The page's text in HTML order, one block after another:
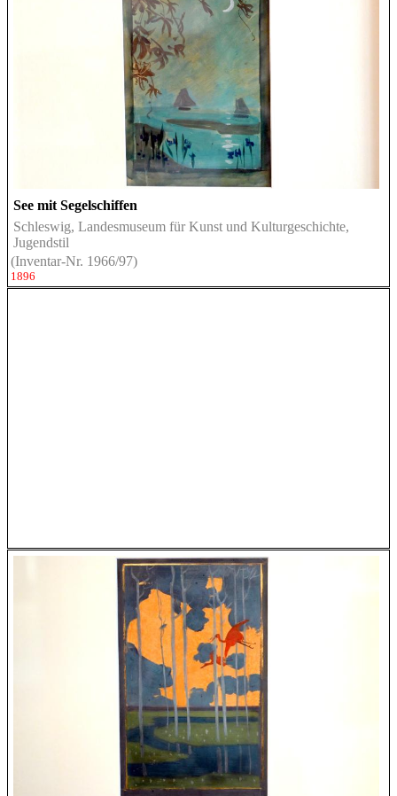
See mit Segelschiffen
Schleswig, Landesmuseum für Kunst und Kulturgeschichte,
Jugendstil
(Inventar-Nr. 1966/97)
1896